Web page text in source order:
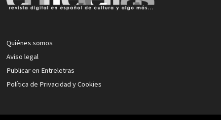
Quiénes somos
Aviso legal
Publicar en Entreletras
Política de Privacidad y Cookies